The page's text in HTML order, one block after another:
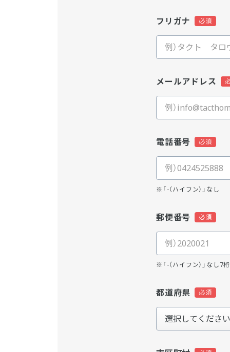
フリガナ
メールアドレス
電話番号
※「-（ハイフン）」なし
郵便番号
※「-（ハイフン）」なし7
都道府県